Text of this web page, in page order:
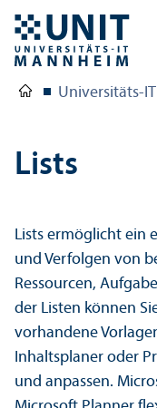
Universitäts-IT
Lists
Lists ermöglicht ein
und Verfolgen von
Ressourcen,
der Listen können
vorhandene
Inhaltsplaner oder
und anpassen.